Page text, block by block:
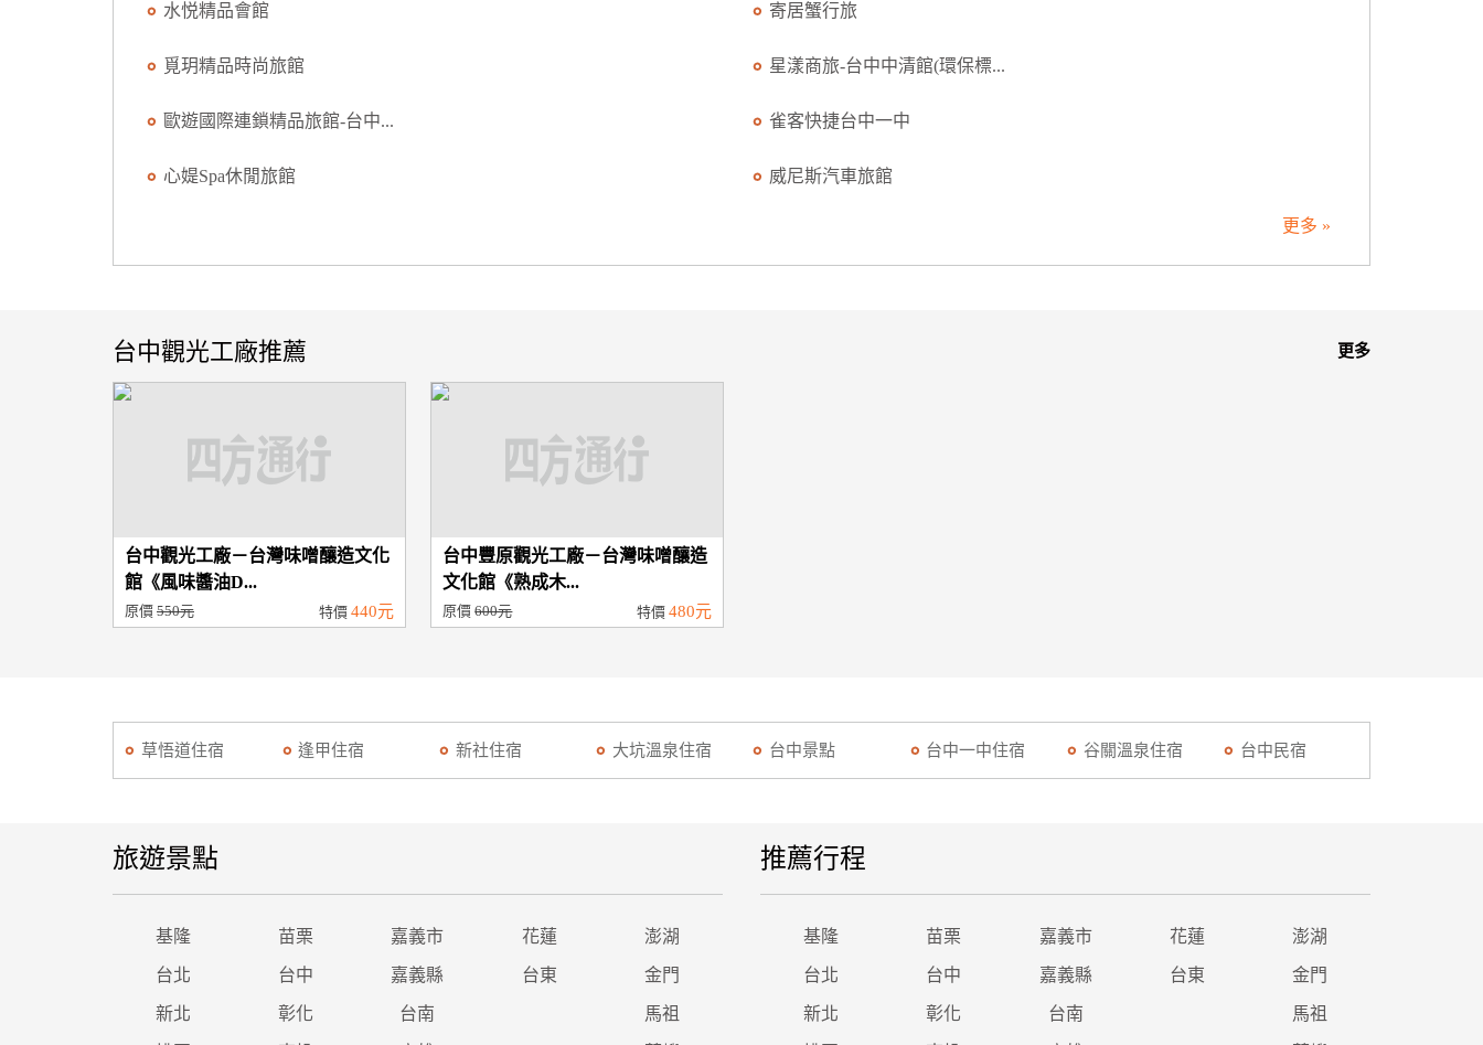
水悦精品會館 寄居蟹行旅
覓玥精品時尚旅館 星漾商旅-台中中清館(環保標...
歐遊國際連鎖精品旅館-台中... 雀客快捷台中一中
心媞Spa休閒旅館 威尼斯汽車旅館
更多 »
更多
台中觀光工廠推薦
台中觀光工廠－台灣味噌釀造文化
館《風味醬油D...
原價 550元 特價 440元
台中豐原觀光工廠－台灣味噌釀造
文化館《熟成木...
原價600元 特價480元
草悟道住宿 逢甲住宿 新社住宿 大坑溫泉住宿 台中景點 台中一中住宿 谷關溫泉住宿 台中民宿
旅遊景點
基隆 苗栗 嘉義市 花蓮 澎湖
台北 台中 嘉義縣 台東 金門
新北 彰化 台南 馬祖
推薦行程
基隆 苗栗 嘉義市 花蓮 澎湖
台北 台中 嘉義縣 台東 金門
新北 彰化 台南 馬祖